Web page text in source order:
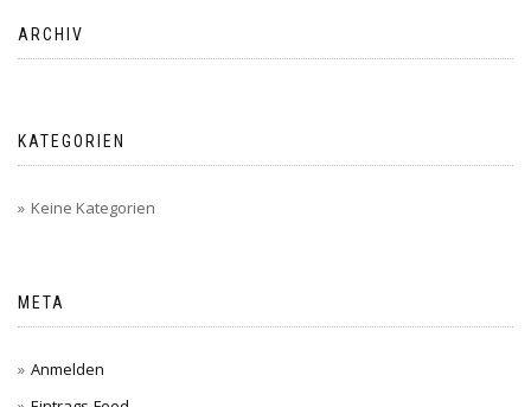
ARCHIV
KATEGORIEN
Keine Kategorien
META
Anmelden